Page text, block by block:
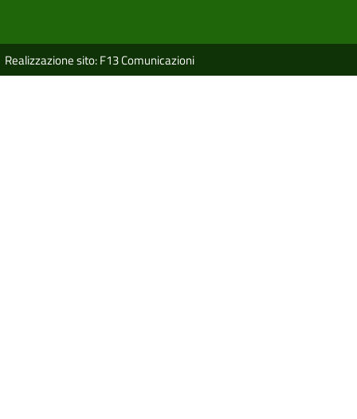
Realizzazione sito: F13 Comunicazioni